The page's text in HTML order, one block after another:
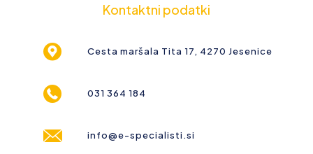
Kontaktni podatki
Cesta maršala Tita 17, 4270 Jesenice
031 364 184
info@e-specialisti.si